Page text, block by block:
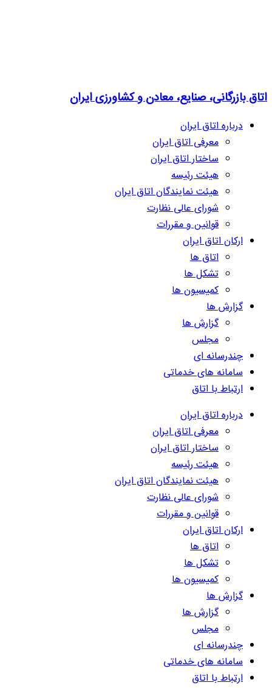
اتاق بازرگانی، صنایع، معادن و کشاورزی ایران
درباره اتاق ایران
معرفی اتاق ایران
ساختار اتاق ایران
هیئت رئیسه
هیئت نمایندگان اتاق ایران
شورای عالی نظارت
قوانین و مقررات
ارکان اتاق ایران
اتاق ها
تشکل ها
کمیسیون ها
گزارش ها
گزارش ها
مجلس
چندرسانه ای
سامانه های خدماتی
ارتباط با اتاق
درباره اتاق ایران
معرفی اتاق ایران
ساختار اتاق ایران
هیئت رئیسه
هیئت نمایندگان اتاق ایران
شورای عالی نظارت
قوانین و مقررات
ارکان اتاق ایران
اتاق ها
تشکل ها
کمیسیون ها
گزارش ها
گزارش ها
مجلس
چندرسانه ای
سامانه های خدماتی
ارتباط با اتاق